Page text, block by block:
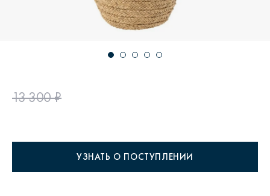
13 300 ₽
УЗНАТЬ О ПОСТУПЛЕНИИ